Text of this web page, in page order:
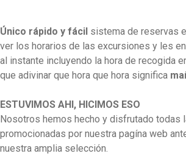
Único rápido y fácil sistema de reservas
ver los horarios de las excursiones y les
al instante incluyendo la hora de recogida
que adivinar que hora que hora significa
ESTUVIMOS AHI, HICIMOS ESO
Nosotros hemos hecho y disfrutado todas
promocionadas por nuestra pagína web
nuestra amplia selección.